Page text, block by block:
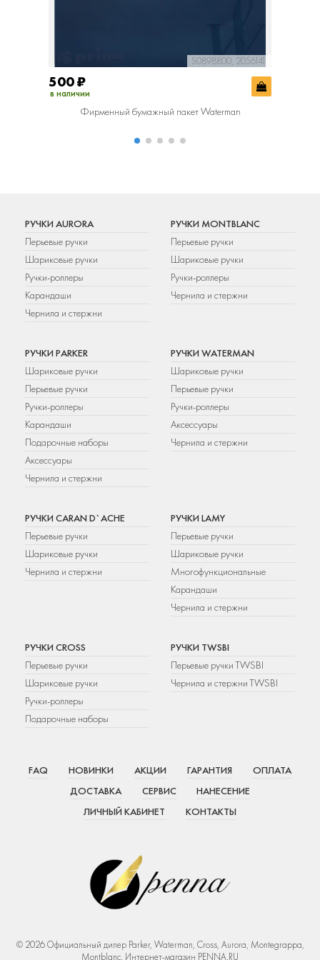
S0898800, 2056141
500₽
в наличии
Фирменный бумажный пакет Waterman
РУЧКИ AURORA
Перьевые ручки
Шариковые ручки
Ручки-роллеры
Карандаши
Чернила и стержни
РУЧКИ MONTBLANC
Перьевые ручки
Шариковые ручки
Ручки-роллеры
Чернила и стержни
РУЧКИ PARKER
Шариковые ручки
Перьевые ручки
Ручки-роллеры
Карандаши
Подарочные наборы
Аксессуары
Чернила и стержни
РУЧКИ WATERMAN
Шариковые ручки
Перьевые ручки
Ручки-роллеры
Аксессуары
Чернила и стержни
РУЧКИ CARAN D`ACHE
Перьевые ручки
Шариковые ручки
Чернила и стержни
РУЧКИ LAMY
Перьевые ручки
Шариковые ручки
Многофункциональные
Карандаши
Чернила и стержни
РУЧКИ CROSS
Перьевые ручки
Шариковые ручки
Ручки-роллеры
Подарочные наборы
РУЧКИ TWSBI
Перьевые ручки TWSBI
Чернила и стержни TWSBI
FAQ НОВИНКИ АКЦИИ ГАРАНТИЯ
ОПЛАТА
ДОСТАВКА
СЕРВИС
НАНЕСЕНИЕ
ЛИЧНЫЙ КАБИНЕТ
КОНТАКТЫ
© 2026 Официальный дилер Parker, Waterman, Cross, Aurora, Montegrappa,
Montblanc. Интернет-магазин PENNA.RU